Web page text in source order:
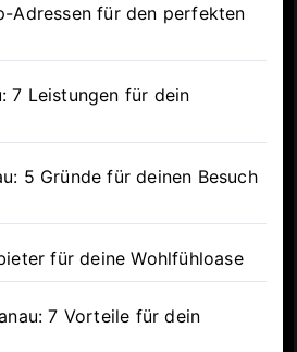
Adressen für den perfekten
7 Leistungen für dein
5 Gründe für deinen Besuch
für deine Wohlfühloase
7 Vorteile für dein